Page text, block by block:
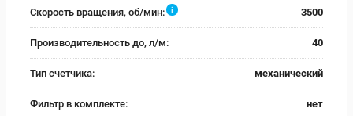
Скорость вращения, об/мин: i 3500
Производительность до, л/м: 40
Тип счетчика: механический
Фильтр в комплекте: нет